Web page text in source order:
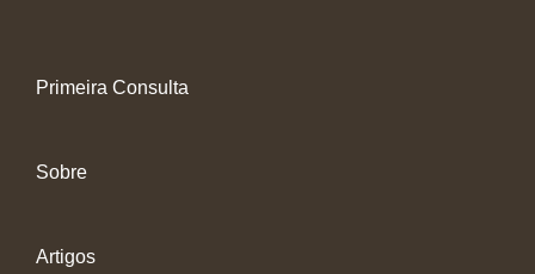
Primeira Consulta
Sobre
Artigos